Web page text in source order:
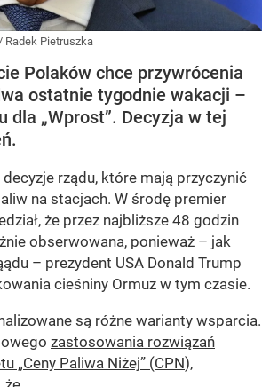
Radek Pietruszka
Polaków chce przywrócenia
ostatnie tygodnie wakacji –
dla „Wprost”. Decyzja w tej
rządu, które mają przyczynić
na stacjach. W środę premier
że przez najbliższe 48 godzin
obserwowana, ponieważ – jak
– prezydent USA Donald Trump
cieśniny Ormuz w tym czasie.
są różne warianty wsparcia.
zastosowania rozwiązań
„Ceny Paliwa Niżej” (CPN),